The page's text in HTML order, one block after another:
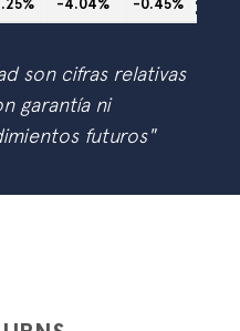
-4.04% -0.45%
son cifras relativas
garantía ni
futuros"